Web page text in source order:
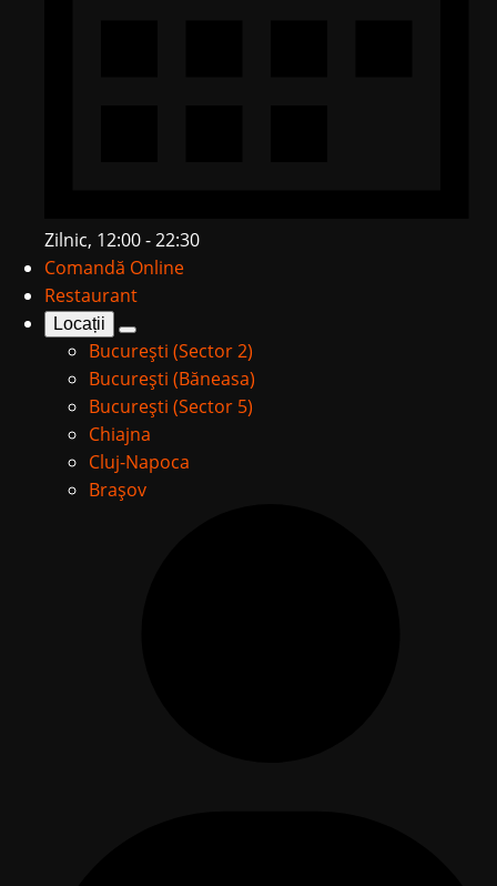
Zilnic, 12:00 - 22:30
Comandă Online
Restaurant
Locații
București (Sector 2)
București (Băneasa)
București (Sector 5)
Chiajna
Cluj-Napoca
Brașov